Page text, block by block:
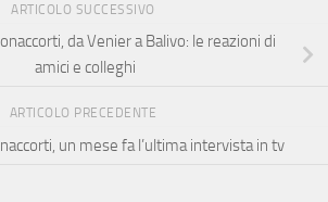
ARTICOLO SUCCESSIVO
da Venier a Balivo: le reazioni di
amici e colleghi
ARTICOLO PRECEDENTE
un mese fa l’ultima intervista in tv